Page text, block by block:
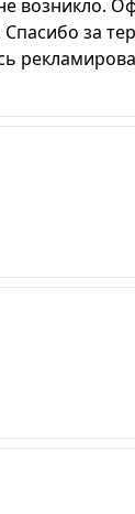
возникло.
за